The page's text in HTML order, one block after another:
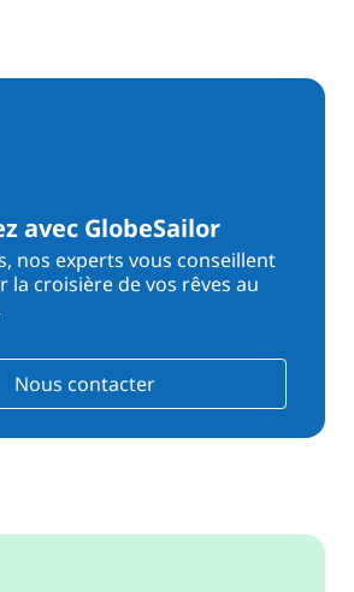
avec GlobeSailor
nos experts vous conseillent
la croisière de vos rêves au
Nous contacter